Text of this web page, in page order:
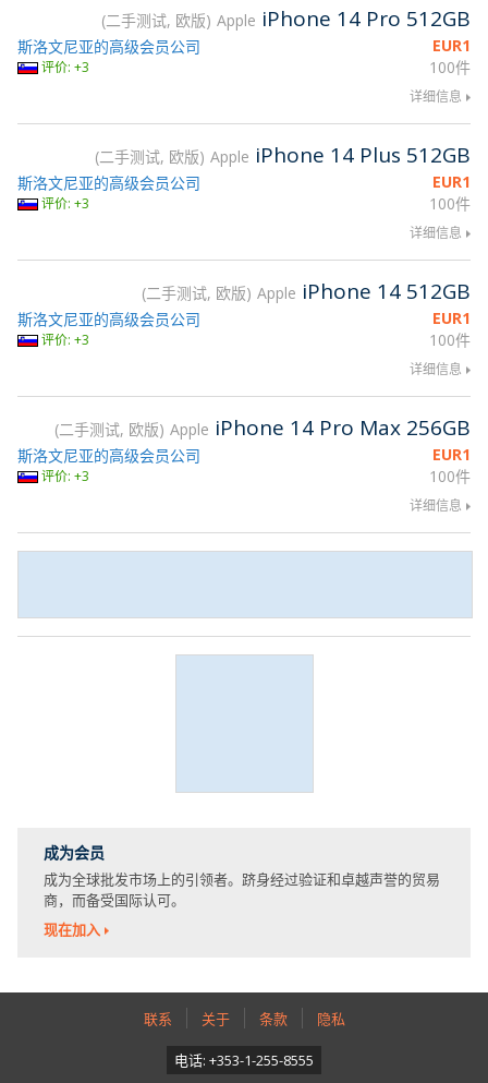
二手测试, 欧版 Apple iPhone 14 Pro 512GB
EUR1
100件
斯洛文尼亚的高级会员公司
评价: +3
详细信息
二手测试, 欧版 Apple iPhone 14 Plus 512GB
EUR1
100件
斯洛文尼亚的高级会员公司
评价: +3
详细信息
二手测试, 欧版 Apple iPhone 14 512GB
EUR1
100件
斯洛文尼亚的高级会员公司
评价: +3
详细信息
二手测试, 欧版 Apple iPhone 14 Pro Max 256GB
EUR1
100件
斯洛文尼亚的高级会员公司
评价: +3
详细信息
成为会员
成为全球批发市场上的引领者。跻身经过验证和卓越声誉的贸易
商，而备受国际认可。
现在加入
联系 关于 条款 隐私
电话: +353-1-255-8555